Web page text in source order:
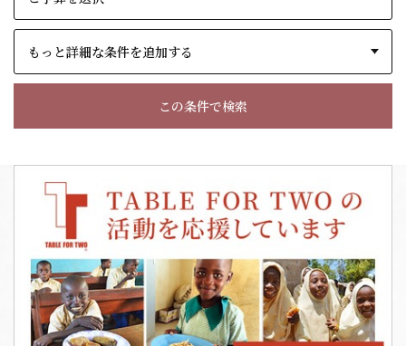
もっと詳細な条件を追加する
この条件で検索